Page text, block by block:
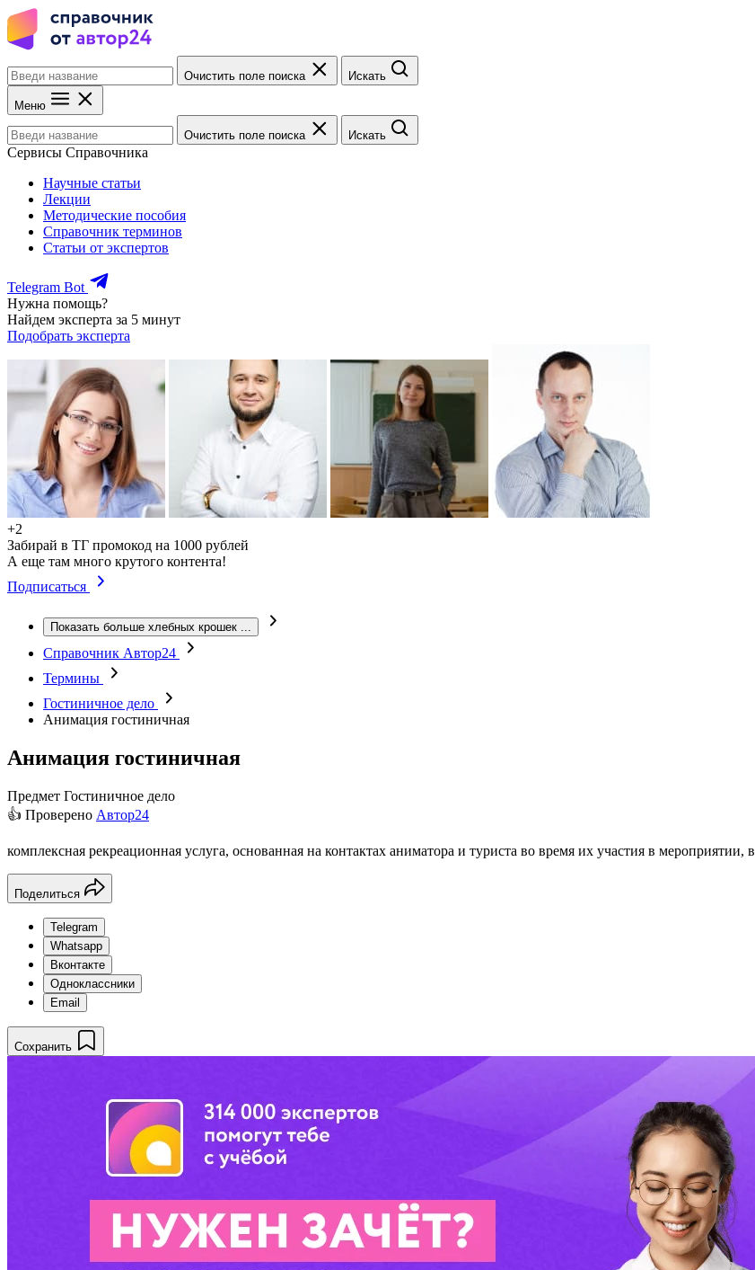
Очистить поле поиска Искать
Меню
Очистить поле поиска Искать
Сервисы Справочника
Научные статьи
Лекции
Методические пособия
Справочник терминов
Статьи от экспертов
Telegram Bot
Нужна помощь?
Найдем эксперта за 5 минут
Подобрать эксперта
+2
Забирай в ТГ промокод на 1000 рублей
А еще там много крутого контента!
Подписаться
Показать больше хлебных крошек ...
Справочник Автор24
Термины
Гостиничное дело
Анимация гостиничная
Анимация гостиничная
Предмет Гостиничное дело
👍 Проверено Автор24
комплексная рекреационная услуга, основанная на контактах аниматора и туриста во время их участия в
Поделиться
Telegram
Whatsapp
Вконтакте
Одноклассники
Email
Сохранить